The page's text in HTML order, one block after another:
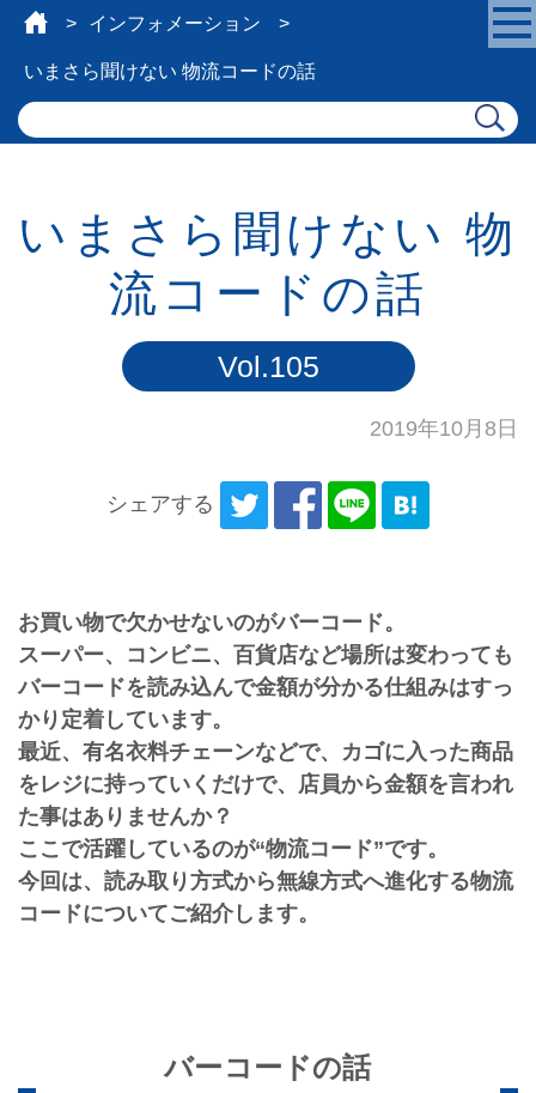
インフォメーション
いまさら聞けない 物流コードの話
いまさら聞けない 物
流コードの話
Vol.105
2019年10月8日
シェアする
お買い物で欠かせないのがバーコード。
スーパー、コンビニ、百貨店など場所は変わっても
バーコードを読み込んで金額が分かる仕組みはすっ
かり定着しています。
最近、有名衣料チェーンなどで、カゴに入った商品
をレジに持っていくだけで、店員から金額を言われ
た事はありませんか？
ここで活躍しているのが“物流コード”です。
今回は、読み取り方式から無線方式へ進化する物流
コードについてご紹介します。
バーコードの話